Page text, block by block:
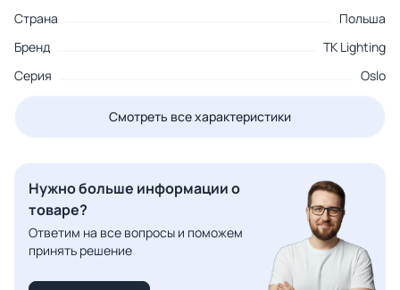
Страна
Польша
Бренд
TK Lighting
Серия
Oslo
Смотреть все характеристики
Нужно больше информации о
товаре?
Ответим на все вопросы и поможем
принять решение